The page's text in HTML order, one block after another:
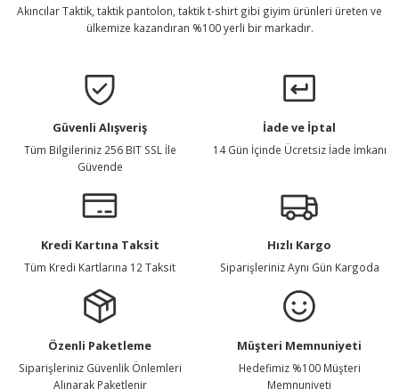
Akıncılar Taktik, taktik pantolon, taktik t-shirt gibi giyim ürünleri üreten ve
ülkemize kazandıran %100 yerli bir markadır.
Güvenli Alışveriş
Tüm Bilgileriniz 256 BIT SSL İle
Güvende
İade ve İptal
14 Gün İçinde Ücretsiz İade İmkanı
Kredi Kartına Taksit
Tüm Kredi Kartlarına 12 Taksit
Hızlı Kargo
Siparişleriniz Aynı Gün Kargoda
Özenli Paketleme
Siparişleriniz Güvenlik Önlemleri
Alınarak Paketlenir
Müşteri Memnuniyeti
Hedefimiz %100 Müşteri
Memnuniyeti